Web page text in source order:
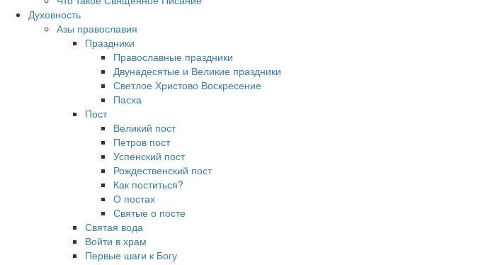
Духовность
Азы православия
Праздники
Православные праздники
Двунадесятые и Великие праздники
Светлое Христово Воскресение
Пасха
Пост
Великий пост
Петров пост
Успенский пост
Рождественский пост
Как поститься?
О постах
Святые о посте
Святая вода
Войти в храм
Первые шаги к Богу